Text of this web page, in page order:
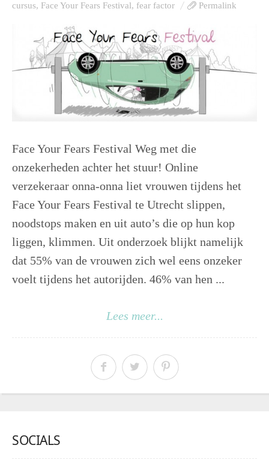
cursus, Face Your Fears Festival, fear factor Permalink
Face Your Fears Festival Weg met die
onzekerheden achter het stuur! Online
verzekeraar onna-onna liet vrouwen tijdens het
Face Your Fears Festival te Utrecht slippen,
noodstops maken en uit auto’s die op hun kop
liggen, klimmen. Uit onderzoek blijkt namelijk
dat 55% van de vrouwen zich wel eens onzeker
voelt tijdens het autorijden. 46% van hen ...
Lees meer...
SOCIALS